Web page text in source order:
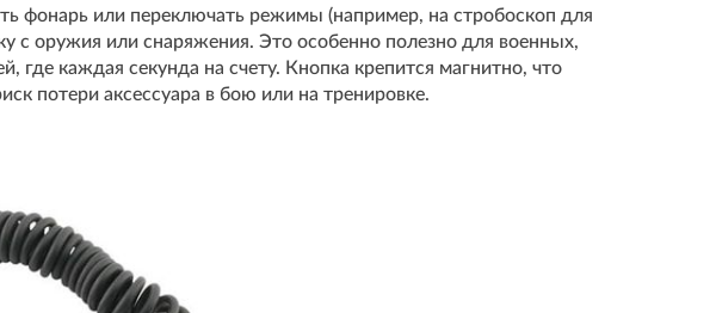
фонарь или переключать режимы (например, на стробоскоп для
с оружия или снаряжения. Это особенно полезно для военных,
где каждая секунда на счету. Кнопка крепится магнитно, что
потери аксессуара в бою или на тренировке.